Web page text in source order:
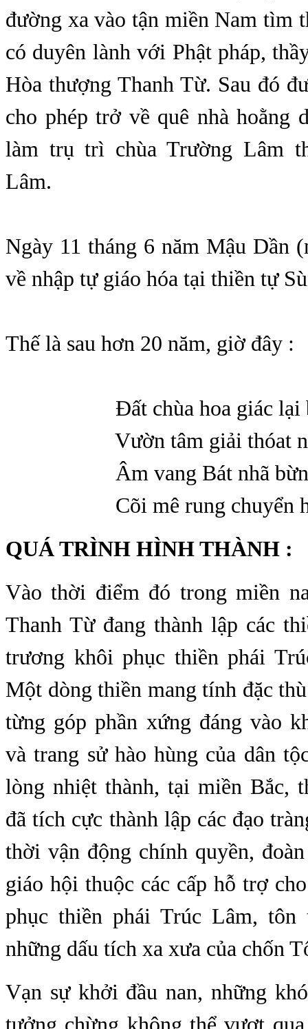
đường xa vào tận miền Nam tìm
có duyên lành với Phật pháp,
Hòa thượng Thanh Từ. Sau đó
cho phép trở về quê nhà hoằng
làm trụ trì chùa Trường Lâm
Lâm.
Ngày 11 tháng 6 năm Mậu Dần
về nhập tự giáo hóa tại thiền tự
Thế là sau hơn 20 năm, giờ đây :
Đất chùa hoa giác lại
Vườn tâm giải thóat nảy
Âm vang Bát nhã bừng
Cõi mê rung chuyển
QUÁ TRÌNH HÌNH THÀNH :
Vào thời điểm đó trong miền
Thanh Từ đang thành lập các
trương khôi phục thiền phái
Một dòng thiền mang tính đặc
từng góp phần xứng đáng vào
và trang sử hào hùng của dân
lòng nhiệt thành, tại miền Bắc,
đã tích cực thành lập các đạo
thời vận động chính quyền,
giáo hội thuộc các cấp hỗ trợ
phục thiền phái Trúc Lâm,
những dấu tích xa xưa của chốn
Vạn sự khởi đầu nan, những